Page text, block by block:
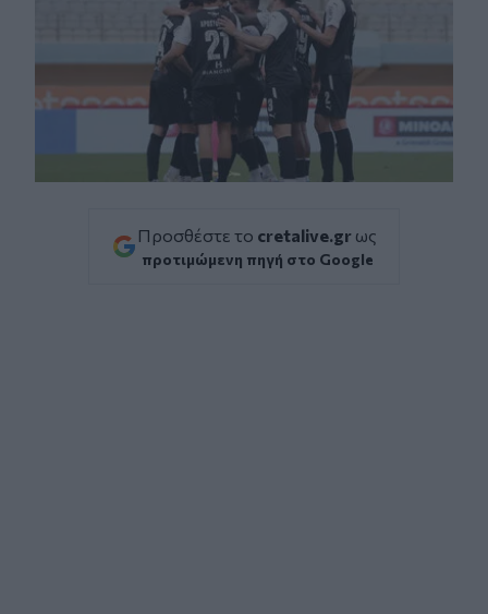
Προσθέστε το cretalive.gr ως
προτιμώμενη πηγή στο Google